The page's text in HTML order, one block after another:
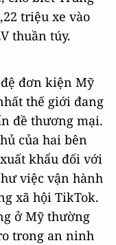
triệu xe vào
thuần túy.
đơn kiện Mỹ
thế giới đang
đề thương mại.
của hai bên
khẩu đối với
việc vận hành
xã hội TikTok.
ở Mỹ thường
trong an ninh